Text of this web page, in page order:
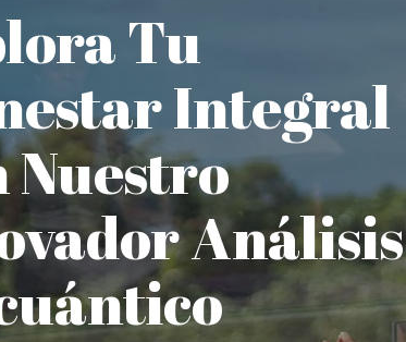
Tu
Integral
Nuestro
Análisis